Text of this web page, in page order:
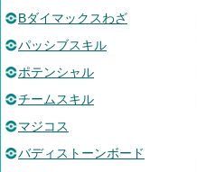
Bダイマックスわざ
パッシブスキル
ポテンシャル
チームスキル
マジコス
バディストーンボード